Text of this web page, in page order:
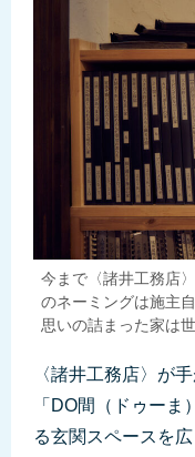
今まで〈諸井工務店
のネーミングは施主
思いの詰まった家は
〈諸井工務店〉が
「DO間（ドゥー
る玄関スペースを